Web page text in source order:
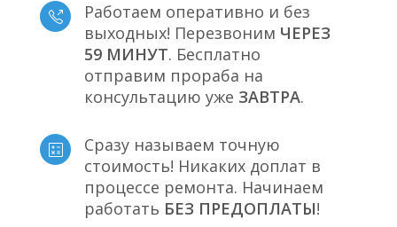
Работаем оперативно и без
выходных! Перезвоним ЧЕРЕЗ
59 МИНУТ. Бесплатно
отправим прораба на
консультацию уже ЗАВТРА.
Сразу называем точную
стоимость! Никаких доплат в
процессе ремонта. Начинаем
работать БЕЗ ПРЕДОПЛАТЫ!